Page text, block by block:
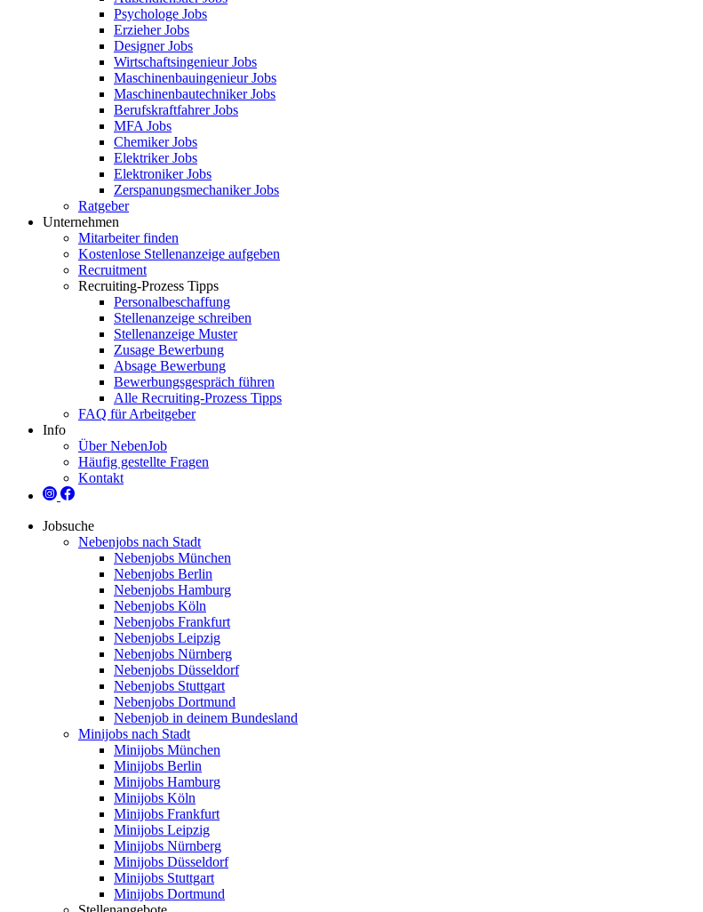
Psychologe Jobs
Erzieher Jobs
Designer Jobs
Wirtschaftsingenieur Jobs
Maschinenbauingenieur Jobs
Maschinenbautechniker Jobs
Berufskraftfahrer Jobs
MFA Jobs
Chemiker Jobs
Elektriker Jobs
Elektroniker Jobs
Zerspanungsmechaniker Jobs
Ratgeber
Unternehmen
Mitarbeiter finden
Kostenlose Stellenanzeige aufgeben
Recruitment
Recruiting-Prozess Tipps
Personalbeschaffung
Stellenanzeige schreiben
Stellenanzeige Muster
Zusage Bewerbung
Absage Bewerbung
Bewerbungsgespräch führen
Alle Recruiting-Prozess Tipps
FAQ für Arbeitgeber
Info
Über NebenJob
Häufig gestellte Fragen
Kontakt
Jobsuche
Nebenjobs nach Stadt
Nebenjobs München
Nebenjobs Berlin
Nebenjobs Hamburg
Nebenjobs Köln
Nebenjobs Frankfurt
Nebenjobs Leipzig
Nebenjobs Nürnberg
Nebenjobs Düsseldorf
Nebenjobs Stuttgart
Nebenjobs Dortmund
Nebenjob in deinem Bundesland
Minijobs nach Stadt
Minijobs München
Minijobs Berlin
Minijobs Hamburg
Minijobs Köln
Minijobs Frankfurt
Minijobs Leipzig
Minijobs Nürnberg
Minijobs Düsseldorf
Minijobs Stuttgart
Minijobs Dortmund